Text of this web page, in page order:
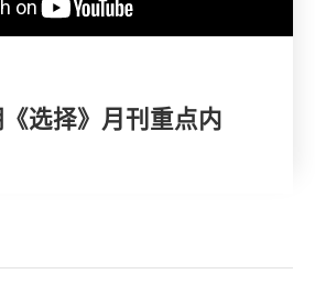
《选择》月刊重点内